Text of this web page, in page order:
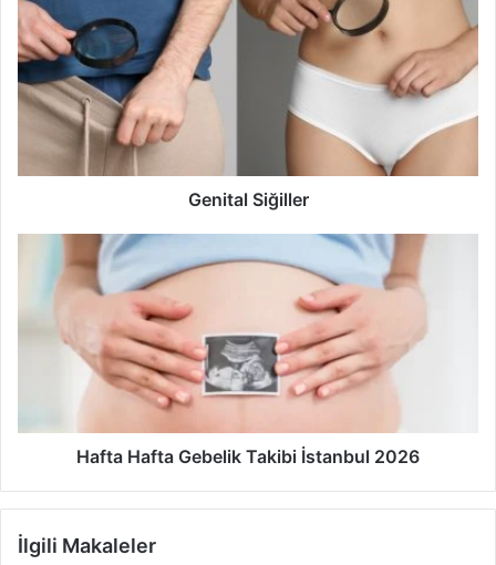
Siğiller
Genital Siğiller
Gebelik
İstanbul
Hafta Hafta Gebelik Takibi İstanbul 2026
İlgili Makaleler